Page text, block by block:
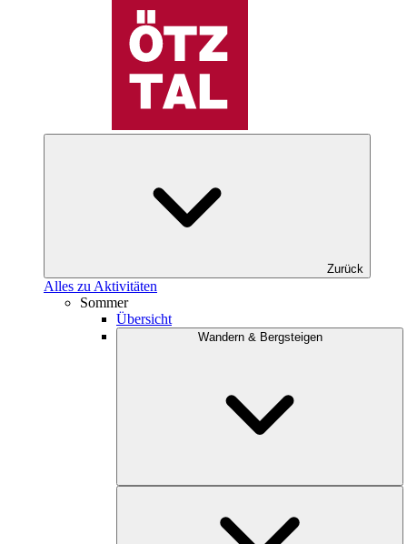
Zurück
Alles zu Aktivitäten
Sommer
Übersicht
Wandern & Bergsteigen